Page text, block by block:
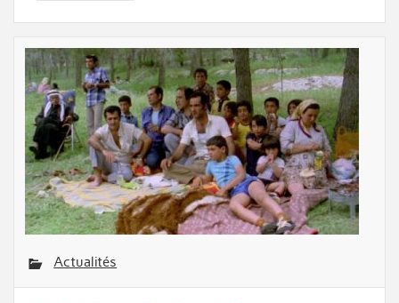
Actualités